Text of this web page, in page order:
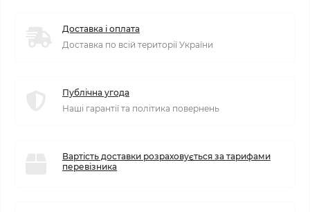
Доставка і оплата
Доставка по всій території України
Публічна угода
Наші гарантії та політика повернень
Вартість доставки розраховується за тарифами
перевізника